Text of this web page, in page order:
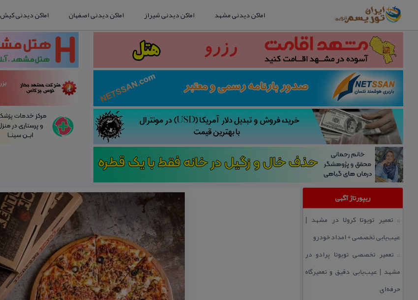
اماکن دیدنی مشهد اماکن دیدنی شیراز اماکن دیدنی اصفهان اماکن دیدنی کیش
ریپورتاژ آگهی
:: تعمیر تویوتا كرولا در مشهد |
عیب‌یابی تخصصی + امداد خودرو
:: تعمیر تخصصی تویوتا پرادو در
مشهد | عیب‌یابی دقیق و تعمیرگاه
حرفه‌ای